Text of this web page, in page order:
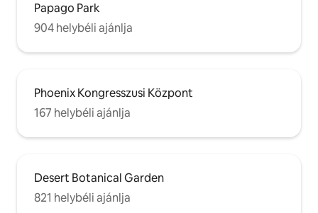
Papago Park
904 helybéli ajánlja
Phoenix Kongresszusi Központ
167 helybéli ajánlja
Desert Botanical Garden
821 helybéli ajánlja